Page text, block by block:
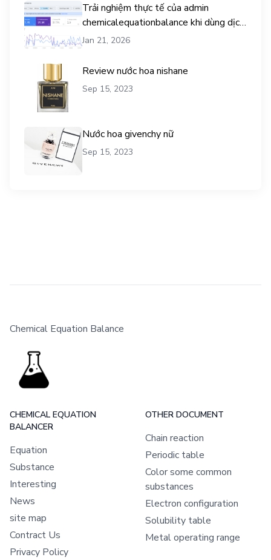
Trải nghiệm thực tế của admin
chemicalequationbalance khi dùng dịch
vụ mua traffic user
Jan 21, 2026
Review nước hoa nishane
Sep 15, 2023
Nước hoa givenchy nữ
Sep 15, 2023
Chemical Equation Balance
CHEMICAL EQUATION
BALANCER
Equation
Substance
Interesting
News
site map
Contract Us
Privacy Policy
OTHER DOCUMENT
Chain reaction
Periodic table
Color some common
substances
Electron configuration
Solubility table
Metal operating range